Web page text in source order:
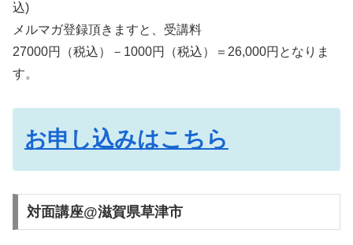
込)
メルマガ登録頂きますと、受講料
27000円（税込）－1000円（税込）＝26,000円となりま
す。
お申し込みはこちら
対面講座@滋賀県草津市